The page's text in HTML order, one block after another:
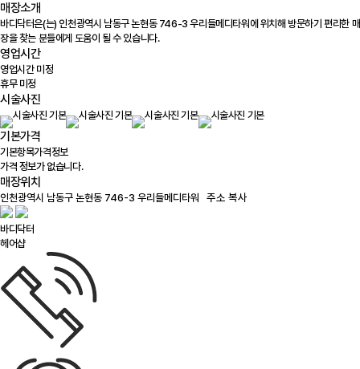
매장소개
바디닥터은(는) 인천광역시 남동구 논현동 746-3 우리들메디타워에 위치해 방문하기 편리한
장을 찾는 분들에게 도움이 될 수 있습니다.
영업시간
영업시간 미정
휴무 미정
시술사진
기본가격
기본항목가격정보
가격 정보가 없습니다.
매장위치
주소 복사
바디닥터
헤어샵